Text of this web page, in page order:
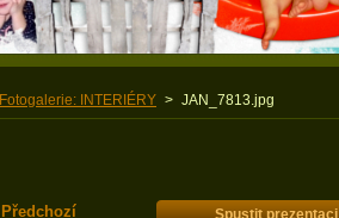
Fotogalerie: INTERIÉRY > JAN_7813.jpg
Předchozí Spustit prezentaci